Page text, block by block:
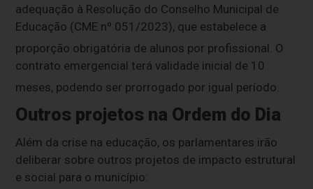
adequação à Resolução do Conselho Municipal de
Educação (CME nº 051/2023), que estabelece a
proporção obrigatória de alunos por profissional O
contrato emergencial terá validade inicial de 10
meses, podendo ser prorrogado por igual período
Outros projetos na Ordem do Dia
Além da crise na educação, os parlamentares irão
deliberar sobre outros projetos de impacto estrutural
e social para o município: